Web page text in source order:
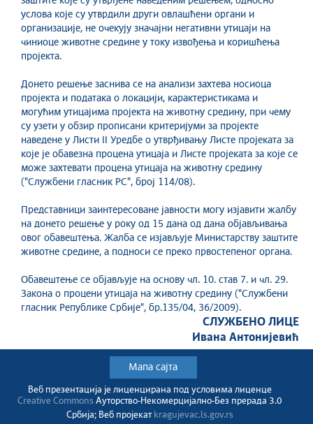
услова које су утврдили други овлашћени органи и
организације, не очекују значајни негативни утицаји на
чиниоце животне средине у току извођења и коришћења
пројекта.
Донето решење заснива се на анализи захтева носиоца
пројекта и података о локацији, карактеристикама и
могућим утицајима пројекта на животну средину, при чему
су узети у обзир прописани критеријуми за пројекте
наведене у Листи II Уредбе о утврђивању Листе пројеката за
које је обавезна процена утицаја и Листе пројеката за које се
може захтевати процена утицаја на животну средину
("Службени гласник РС", број 114/08).
Представници заинтересоване јавности могу изјавити жалбу
на донето решење у року од 15 дана од дана објављивања
овог обавештења. Жалба се изјављује Министарству заштите
животне средине, а подноси се преко првостепеног органа.
Обавештење се објављује на основу чл. 10. став 7. и чл. 29.
Закона о процени утицаја на животну средину ("Службени
гласник Републике Србије", бр.135/04, 36/2009).
СЛУЖБЕНО ЛИЦЕ
Ивана Антонијевић
Мапа сајта
Веб презентација jе лиценциранa под условима лиценце
Creative CommonsАуторство-Некомерцијално-Без прерада 3.0
Србија; Веб пројекат kragujevac.ls.gov.rs